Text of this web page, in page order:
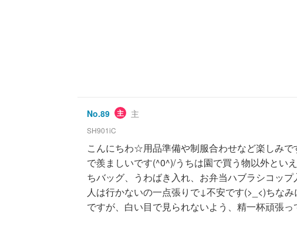
No.89 主 主
SH901iC
こんにちわ☆用品準備や制服合わせなど楽しみ
で羨ましいです(^0^)/うちは園で買う物以外とい
ちバッグ、うわばき入れ、お弁当ハブラシコッ
人は行かないの一点張りで↓不安です(>_<)ちな
ですが、白い目で見られないよう、精一杯頑張